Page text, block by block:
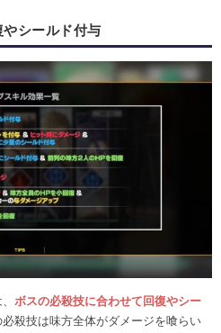
シールド付与
ボスの必殺技に合わせて回復やシー
殺技は味方全体がダメージを喰らい